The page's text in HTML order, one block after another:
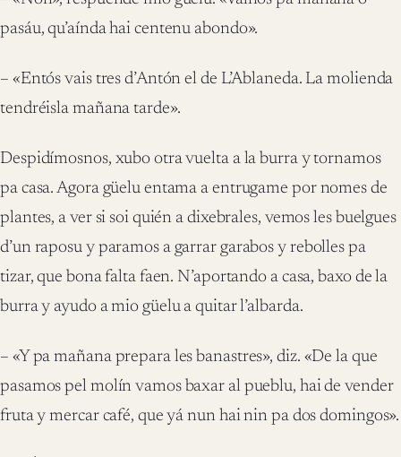
pasáu, qu’aínda hai centenu abondo».
– «Entós vais tres d’Antón el de L’Ablaneda. La molienda
tendréisla mañana tarde».
Despidímosnos, xubo otra vuelta a la burra y tornamos
pa casa. Agora güelu entama a entrugame por nomes de
plantes, a ver si soi quién a dixebrales, vemos les buelgues
d’un raposu y paramos a garrar garabos y rebolles pa
tizar, que bona falta faen. N’aportando a casa, baxo de la
burra y ayudo a mio güelu a quitar l’albarda.
– «Y pa mañana prepara les banastres», diz. «De la que
pasamos pel molín vamos baxar al pueblu, hai de vender
fruta y mercar café, que yá nun hai nin pa dos domingos».